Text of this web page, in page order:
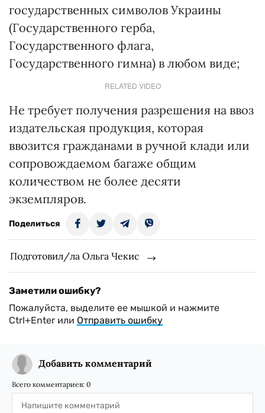
государственных символов Украины
(Государственного герба,
Государственного флага,
Государственного гимна) в любом виде;
RELATED VIDEO
Не требует получения разрешения на ввоз
издательская продукция, которая
ввозится гражданами в ручной клади или
сопровождаемом багаже общим
количеством не более десяти
экземпляров.
Поделиться
Подготовил/ла Ольга Чекис
Заметили ошибку?
Пожалуйста, выделите ее мышкой и нажмите
Ctrl+Enter или Отправить ошибку
Добавить комментарий
Всего комментариев: 0